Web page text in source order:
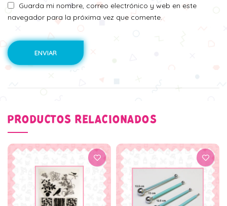
Guarda mi nombre, correo electrónico y web en este
navegador para la próxima vez que comente.
PRODUCTOS RELACIONADOS